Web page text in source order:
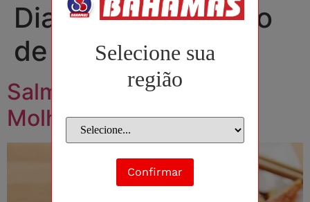
Selecione sua
região
Confirmar
Dia:28 de fevereiro
de 2022
Salmão Grelhado com
Molho Teriaki